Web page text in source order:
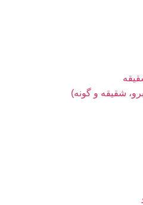
شقیقه و گونه)